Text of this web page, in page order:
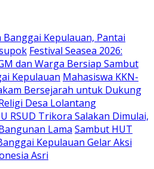
Kepulauan, Pantai
Festival Seasea 2026:
dan Warga Bersiap Sambut
Kepulauan Mahasiswa KKN-
Bersejarah untuk Dukung
Desa Lolantang
RSUD Trikora Salakan Dimulai,
Lama Sambut HUT
Kepulauan Gelar Aksi
Asri